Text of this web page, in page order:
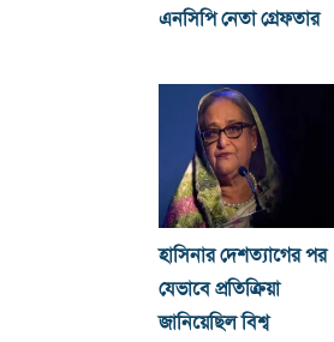
এনসিপি নেতা গ্রেফতার
হাসিনার দেশত্যাগের পর
যেভাবে প্রতিক্রিয়া
জানিয়েছিল বিশ্ব